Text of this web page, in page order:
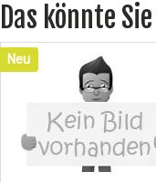
Das könnte
Neu